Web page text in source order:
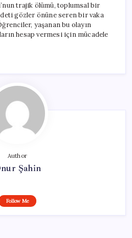
trajik ölümü, toplumsal bir
gözler önüne seren bir vaka
yaşanan bu olayın
hesap vermesi için mücadele
Author
Şahin
Follow Me